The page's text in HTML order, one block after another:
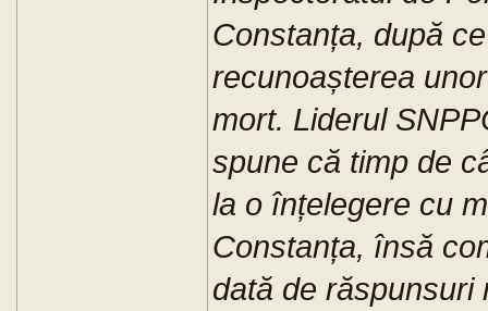
Constanța, după
recunoașterea
mort. Liderul
spune că timp de
la o înțelegere cu
Constanța, însă
dată de răspunsuri